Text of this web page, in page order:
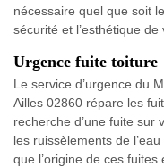
nécessaire quel que soit
sécurité et l’esthétique
Urgence fuite toiture
Le service d’urgence du
Ailles 02860 répare les
recherche d’une fuite sur
les ruissèlements de
que l’origine de ces